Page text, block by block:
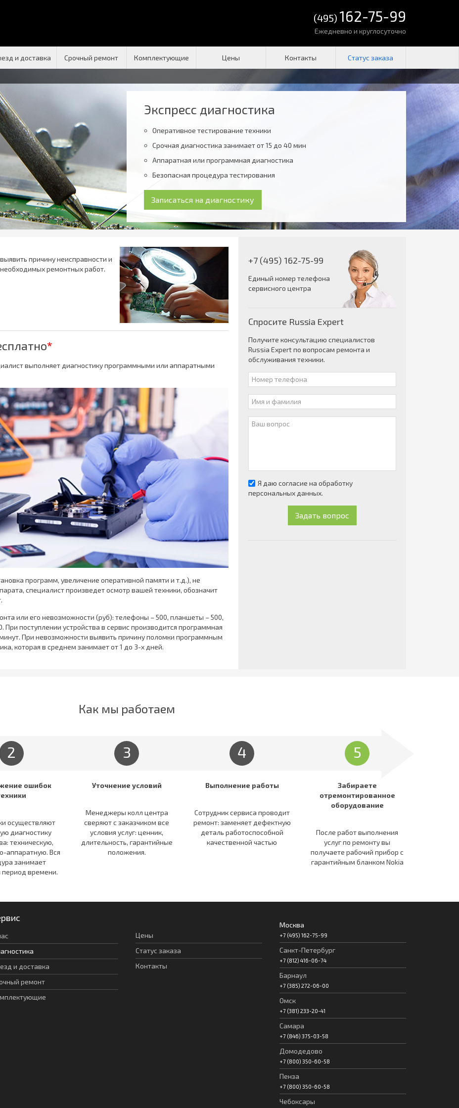
(495) 162-75-99
Ежедневно и круглосуточно
и доставка Срочный ремонт Комплектующие Цены Контакты
Экспресс диагностика
Оперативное тестирование техники
Срочная диагностика занимает от 15 до 40 мин
Аппаратная или программная диагностика
Безопасная процедура тестирования
причину неисправности и
ремонтных работ.
*
выполняет диагностику программными или аппаратными
программ, увеличение оперативной памяти и т.д.), не
специалист произведет осмотр вашей техники, обозначит
или его невозможности (руб): телефоны – 500, планшеты – 500,
При поступлении устройства в сервис производится программная
При невозможности выявить причину поломки программным
которая в среднем занимает от 1 до 3-х дней.
+7 (495) 162-75-99
Единый номер телефона
сервисного центра
Спросите Russia Expert
Получите консультацию специалистов
Russia Expert по вопросам ремонта и
обслуживания техники.
Я даю согласие на обработку
персональных данных.
Задать вопрос
Как мы работаем
2
ошибок
осуществляют
диагностику
техническую,
аппаратную. Вся
занимает
период времени.
3
Уточнение условий
Менеджеры колл центра
сверяют c заказчиком все
условия услуг: ценник,
длительность, гарантийные
положения.
4
Выполнение работы
Сотрудник сервиса проводит
ремонт: заменяет дефектную
деталь работоспособной
качественной частью
5
Забираете
отремонтированное
оборудование
После работ выполнения
услуг по ремонту вы
получаете рабочий прибор c
гарантийным бланком Nokia
и доставка
ремонт
Цены
Статус заказа
Контакты
Москва
+7 (495) 162-75-99
Санкт-Петербург
+7 (812) 416-06-74
Барнаул
+7 (385) 272-06-00
Омск
+7 (381) 233-20-41
Самара
+7 (846) 375-03-58
Домодедово
+7 (800) 350-60-58
Пенза
+7 (800) 350-60-58
Чебоксары